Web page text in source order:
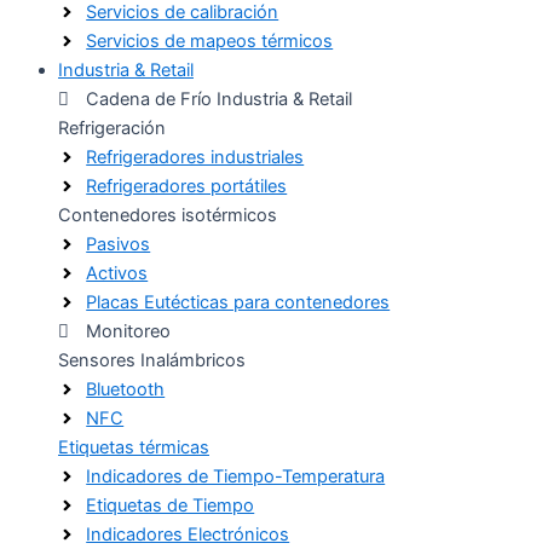
Servicios de calibración
Servicios de mapeos térmicos
Industria & Retail
Cadena de Frío Industria & Retail
Refrigeración
Refrigeradores industriales
Refrigeradores portátiles
Contenedores isotérmicos
Pasivos
Activos
Placas Eutécticas para contenedores
Monitoreo
Sensores Inalámbricos
Bluetooth
NFC
Etiquetas térmicas
Indicadores de Tiempo-Temperatura
Etiquetas de Tiempo
Indicadores Electrónicos